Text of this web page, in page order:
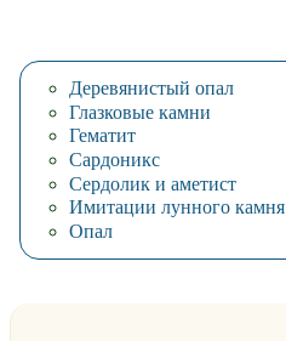
Деревянистый опал
Глазковые камни
Гематит
Сардоникс
Сердолик и аметист
Имитации лунного камня
Опал